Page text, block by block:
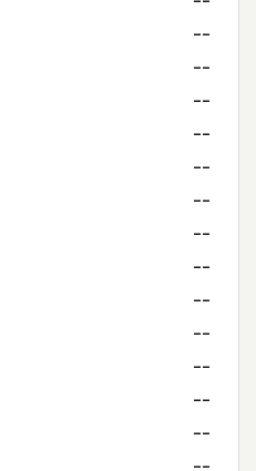
--
--
--
--
--
--
--
--
--
--
--
--
--
--